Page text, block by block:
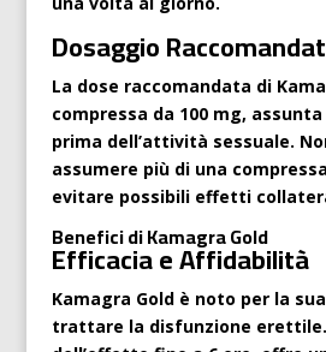
Dosaggio
La dose raccomandata di
compressa da 100 mg,
prima dell’attività sessuale.
assumere più di una
evitare possibili effetti
Benefici di Kamagra Gold
Efficacia e Affidabilità
Kamagra Gold è noto per la
trattare la disfunzione erettile.